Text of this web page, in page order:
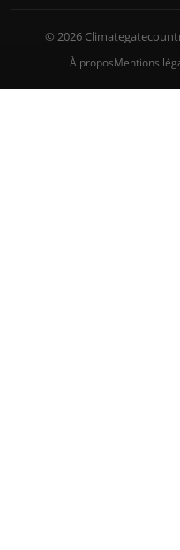
© 2026
À proposMentions